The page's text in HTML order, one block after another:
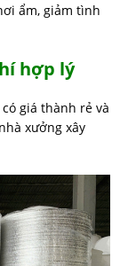
ẩm, giảm tình
hợp lý
có giá thành rẻ và
xưởng xây